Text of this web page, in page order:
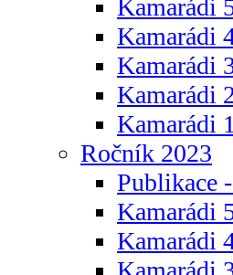
Kamarádi
Kamarádi
Kamarádi
Kamarádi
Kamarádi
Ročník 2023
Publikace
Kamarádi
Kamarádi